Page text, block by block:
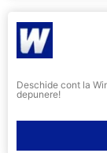
Deschide cont la
depunere!